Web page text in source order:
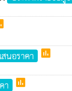
นอราคา poll
า poll